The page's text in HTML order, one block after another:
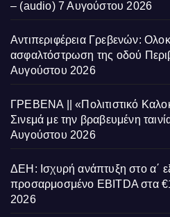
– (audio) 7 Αυγούστου 2026
Αντιπεριφέρεια Γρεβενών:
ασφαλτόστρωση της οδού
Αυγούστου 2026
ΓΡΕΒΕΝΑ || «Πολιτιστικό
Σινεμά με την βραβευμένη
Αυγούστου 2026
ΔΕΗ: Ισχυρή ανάπτυξη στο α΄
προσαρμοσμένο EBITDA στα
2026